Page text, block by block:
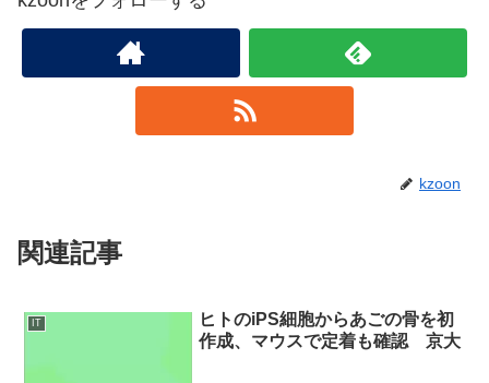
kzoon
関連記事
IT
ヒトのiPS細胞からあごの骨を初
作成、マウスで定着も確認 京大